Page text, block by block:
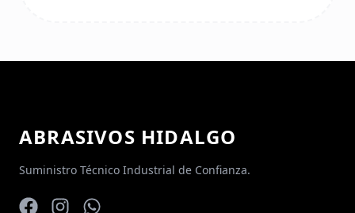
ABRASIVOS HIDALGO
Suministro Técnico Industrial de Confianza.